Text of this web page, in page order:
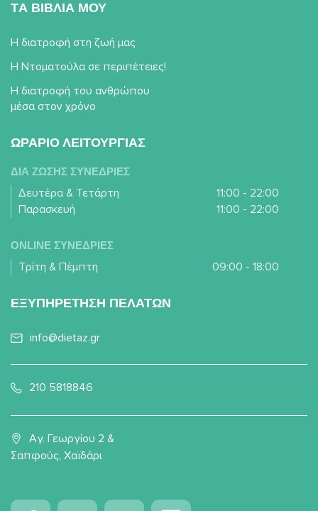
TΑ ΒΙΒΛΙΑ ΜΟΥ
Η διατροφή στη ζωή μας
Η Ντοματούλα σε περιπέτειες!
Η διατροφή του ανθρώπου
μέσα στον χρόνο
ΩΡΑΡΙΟ ΛΕΙΤΟΥΡΓΙΑΣ
ΔΙΑ ΖΩΣΗΣ ΣΥΝΕΔΡΙΕΣ
Δευτέρα & Τετάρτη
11:00 - 22:00
Παρασκευή
11:00 - 22:00
ONLINE ΣΥΝΕΔΡΙΕΣ
Τρίτη & Πέμπτη 09:00 - 18:00
ΕΞΥΠΗΡΕΤΗΣΗ ΠΕΛΑΤΩΝ
info@dietaz.gr
210 5818846
Αγ. Γεωργίου 2 &
Σαπφούς, Χαϊδάρι